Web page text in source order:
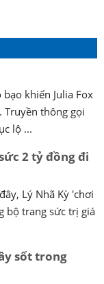
khiến Julia Fox
thông gọi
lộ ...
2 tỷ đồng đi
Lý Nhã Kỳ 'chơi
bộ trang sức trị giá
sốt trong